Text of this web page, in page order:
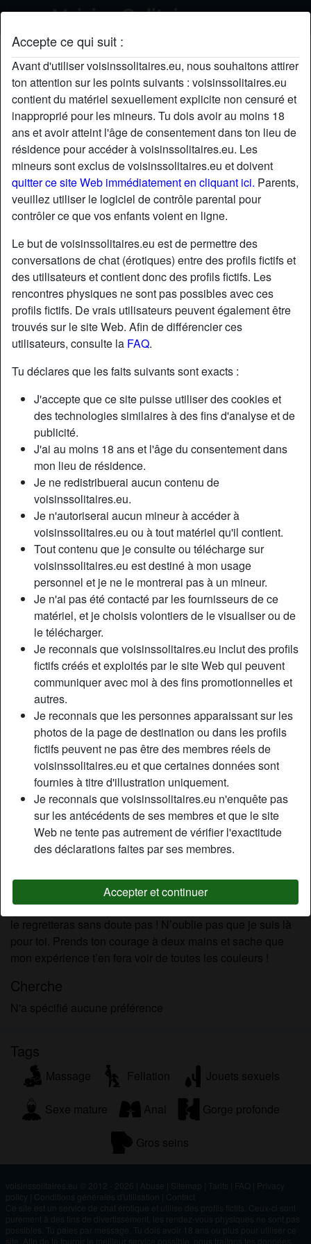
Accepte ce qui suit :
Avant d'utiliser voisinssolitaires.eu, nous souhaitons attirer
ton attention sur les points suivants : voisinssolitaires.eu
contient du matériel sexuellement explicite non censuré et
inapproprié pour les mineurs. Tu dois avoir au moins 18
ans et avoir atteint l'âge de consentement dans ton lieu de
résidence pour accéder à voisinssolitaires.eu. Les
mineurs sont exclus de voisinssolitaires.eu et doivent
quitter ce site Web immédiatement en cliquant ici. Parents,
veuillez utiliser le logiciel de contrôle parental pour
contrôler ce que vos enfants voient en ligne.
Le but de voisinssolitaires.eu est de permettre des
conversations de chat (érotiques) entre des profils fictifs et
des utilisateurs et contient donc des profils fictifs. Les
rencontres physiques ne sont pas possibles avec ces
profils fictifs. De vrais utilisateurs peuvent également être
trouvés sur le site Web. Afin de différencier ces
utilisateurs, consulte la FAQ.
Tu déclares que les faits suivants sont exacts :
J'accepte que ce site puisse utiliser des cookies et
des technologies similaires à des fins d'analyse et de
publicité.
J'ai au moins 18 ans et l'âge du consentement dans
mon lieu de résidence.
Je ne redistribuerai aucun contenu de
voisinssolitaires.eu.
Je n'autoriserai aucun mineur à accéder à
voisinssolitaires.eu ou à tout matériel qu'il contient.
Tout contenu que je consulte ou télécharge sur
voisinssolitaires.eu est destiné à mon usage
personnel et je ne le montrerai pas à un mineur.
Je n'ai pas été contacté par les fournisseurs de ce
matériel, et je choisis volontiers de le visualiser ou de
le télécharger.
Je reconnais que voisinssolitaires.eu inclut des profils
fictifs créés et exploités par le site Web qui peuvent
communiquer avec moi à des fins promotionnelles et
autres.
Je reconnais que les personnes apparaissant sur les
photos de la page de destination ou dans les profils
fictifs peuvent ne pas être des membres réels de
voisinssolitaires.eu et que certaines données sont
fournies à titre d'illustration uniquement.
Je reconnais que voisinssolitaires.eu n'enquête pas
sur les antécédents de ses membres et que le site
Web ne tente pas autrement de vérifier l'exactitude
des déclarations faites par ses membres.
Accepter et continuer
EmilieMtitz's profil
starAjouter chatDiscuter !
Nickname:
EmilieMtitz
Âge:
62
Pays:
France
Département:
Pyrénées-Atlantiques
Sexe:
Femme
Sexualité:
Hétéro
Relation:
Couleur des cheveux:
Blonde
Couleur des yeux:
Bleu
Épilé(e):
Oui
Fumeur(euse):
Description
Envie d'un plan cul avec femme cougar qui te correspond ?
Alors tu es sur le bon profil ! Le mien ! Je me présente, je
suis Emilie, femme qui souhaite trouver de jeunes hommes
pleins d’envies et de désirs pour moi ! Épicurienne,
curieuse et aimant les caresses, je suis chaude comme de
la braise mais ne souhaite pas me refroidir un instant !
cette photo devrait te faire tourner la tête et te donner
l’envie de venir me parler. Si tu veux une femme mure tu ne
le regretteras sans doute pas ! N’oublie pas que je suis là
pour toi. Prends ton courage à deux mains et sache que
mon expérience t’en fera voir de toutes les couleurs !
Cherche
N'a spécifié aucune préférence
Tags
Massage Fellation Jouets sexuels
Sexe mature Anal Gorge profonde
Gros seins